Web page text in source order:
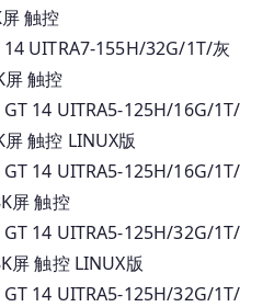
触控
UITRA7-155H/32G/1T/灰
触控
14 UITRA5-125H/16G/1T/
控 LINUX版
14 UITRA5-125H/16G/1T/
触控
14 UITRA5-125H/32G/1T/
触控 LINUX版
14 UITRA5-125H/32G/1T/